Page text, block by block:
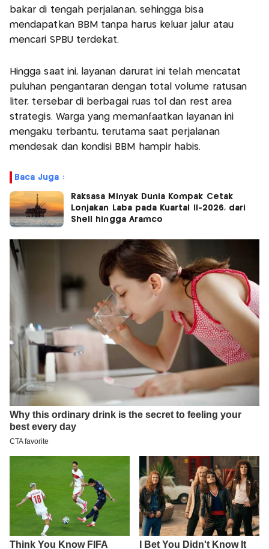
bakar di tengah perjalanan, sehingga bisa
mendapatkan BBM tanpa harus keluar jalur atau
mencari SPBU terdekat.
Hingga saat ini, layanan darurat ini telah mencatat
puluhan pengantaran dengan total volume ratusan
liter, tersebar di berbagai ruas tol dan rest area
strategis. Warga yang memanfaatkan layanan ini
mengaku terbantu, terutama saat perjalanan
mendesak dan kondisi BBM hampir habis.
Baca Juga :
Raksasa Minyak Dunia Kompak Cetak
Lonjakan Laba pada Kuartal II-2026, dari
Shell hingga Aramco